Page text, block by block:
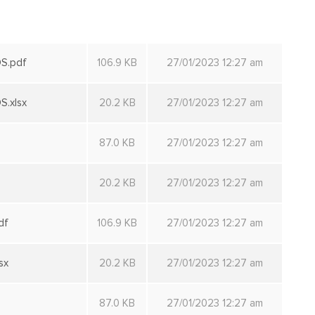
106.9 KB 27/01/2023 12:27 am
20.2 KB 27/01/2023 12:27 am
87.0 KB 27/01/2023 12:27 am
20.2 KB 27/01/2023 12:27 am
106.9 KB 27/01/2023 12:27 am
20.2 KB 27/01/2023 12:27 am
87.0 KB 27/01/2023 12:27 am